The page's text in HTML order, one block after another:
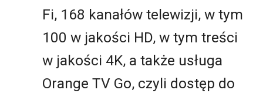
Fi, 168 kanałów telewizji, w tym
100 w jakości HD, w tym treści
w jakości 4K, a także usługa
Orange TV Go, czyli dostęp do